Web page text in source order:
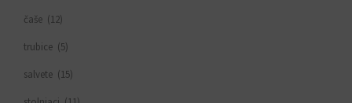
čaše (12)
trubice (5)
salvete (15)